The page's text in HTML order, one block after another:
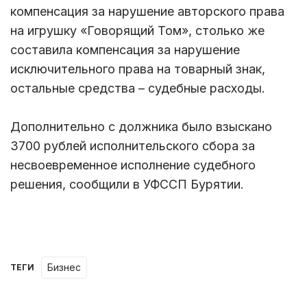
компенсация за нарушение авторского права
на игрушку «Говорящий Том», столько же
составила компенсация за нарушение
исключительного права на товарный знак,
остальные средства – судебные расходы.
Дополнительно с должника было взыскано
3700 рублей исполнительского сбора за
несвоевременное исполнение судебного
решения, сообщили в УФССП Бурятии.
ТЕГИ бизнес